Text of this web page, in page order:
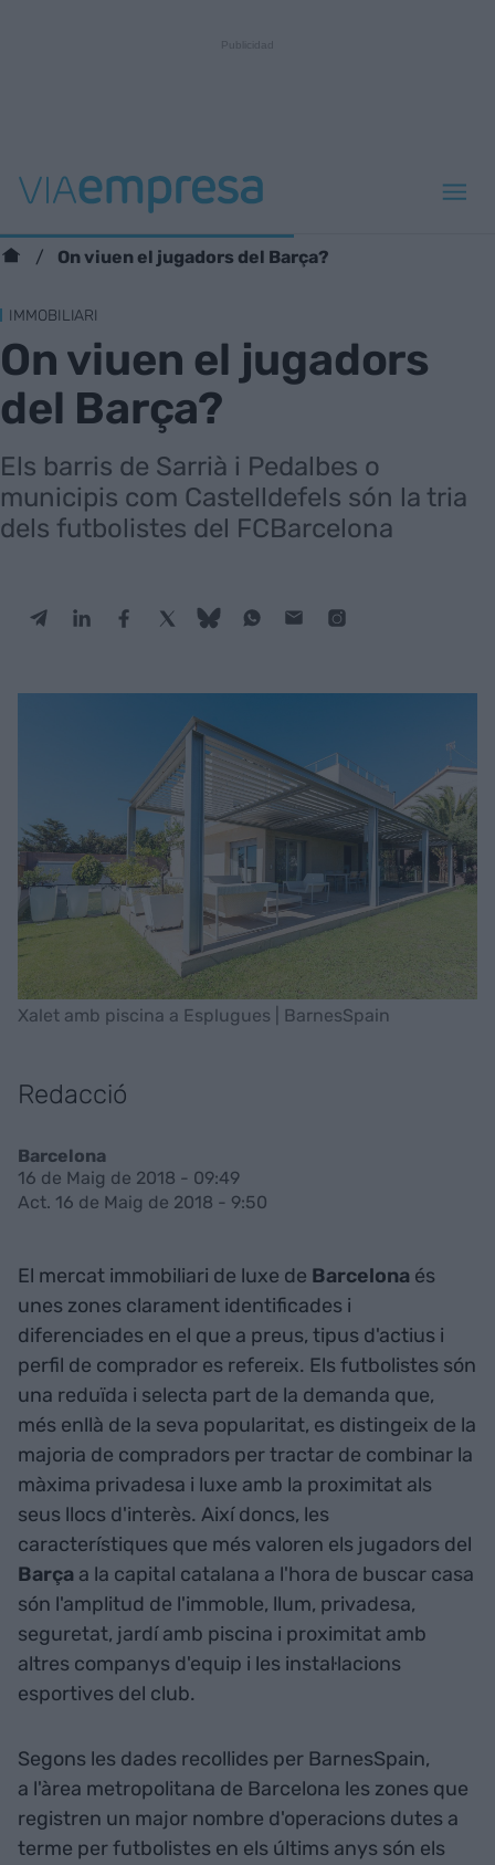
On viuen el jugadors del Barça?
IMMOBILIARI
On viuen el jugadors
del Barça?
Els barris de Sarrià i Pedalbes o
municipis com Castelldefels són la tria
dels futbolistes del FCBarcelona
Xalet amb piscina a Esplugues | BarnesSpain
Redacció
Barcelona
16 de Maig de 2018 - 09:49
Act. 16 de Maig de 2018 - 9:50
El mercat immobiliari de luxe de Barcelona és
unes zones clarament identificades i
diferenciades en el que a preus, tipus d'actius i
perfil de comprador es refereix. Els futbolistes són
una reduïda i selecta part de la demanda que,
més enllà de la seva popularitat, es distingeix de la
majoria de compradors per tractar de combinar la
màxima privadesa i luxe amb la proximitat als
seus llocs d'interès. Així doncs, les
característiques que més valoren els jugadors del
Barça a la capital catalana a l'hora de buscar casa
són l'amplitud de l'immoble, llum, privadesa,
seguretat, jardí amb piscina i proximitat amb
altres companys d'equip i les instal·lacions
esportives del club.
Segons les dades recollides per BarnesSpain,
a l'àrea metropolitana de Barcelona les zones que
registren un major nombre d'operacions dutes a
terme per futbolistes en els últims anys són els